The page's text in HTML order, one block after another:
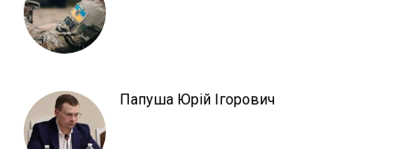
Папуша Юрій Ігорович